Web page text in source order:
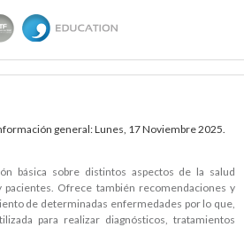
general: Lunes, 17 Noviembre 2025.
básica sobre distintos aspectos de la salud
pacientes. Ofrece también recomendaciones y
de determinadas enfermedades por lo que,
para realizar diagnósticos, tratamientos